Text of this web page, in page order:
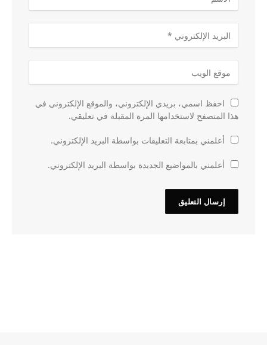
احفظ اسمي، بريدي الإلكتروني، والموقع الإلكتروني في
هذا المتصفح لاستخدامها المرة المقبلة في تعليقي.
أعلمني بمتابعة التعليقات بواسطة البريد الإلكتروني.
أعلمني بالمواضيع الجديدة بواسطة البريد الإلكتروني.